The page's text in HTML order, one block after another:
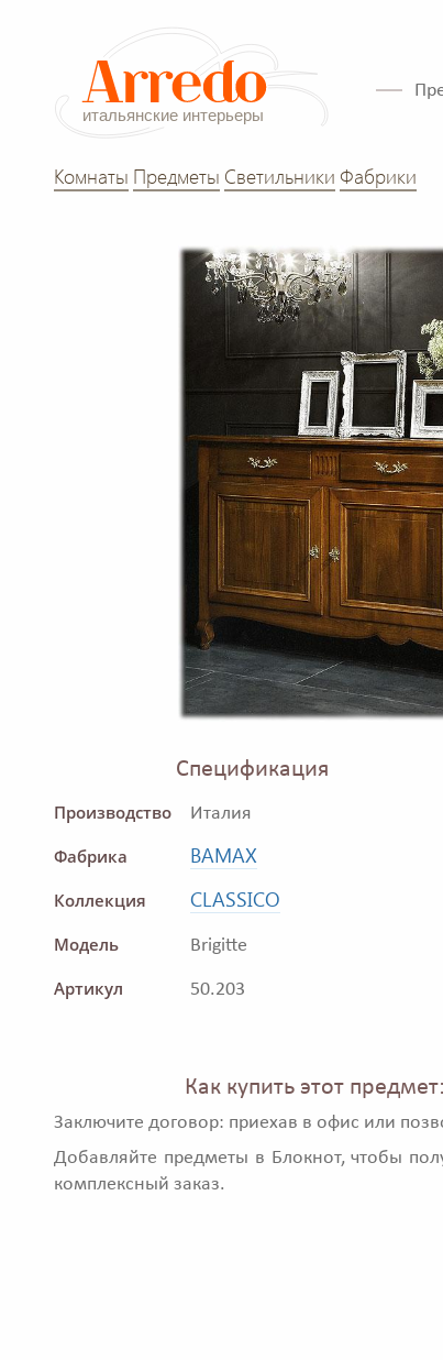
Комнаты Предметы Светильники Фабрики
Спецификация
Производство Италия
Фабрика BAMAX
Коллекция CLASSICO
Модель Brigitte
Артикул 50.203
Как купить этот предмет:
Заключите договор: приехав в офис или
Добавляйте предметы в Блокнот, чтобы
комплексный заказ.